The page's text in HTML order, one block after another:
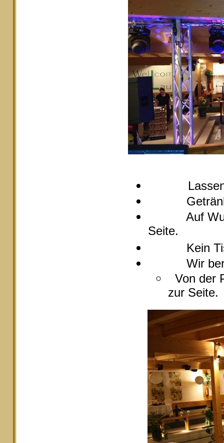
Getränke
Auf
Seite.
Kein
Wir
Von der
zur Seite.